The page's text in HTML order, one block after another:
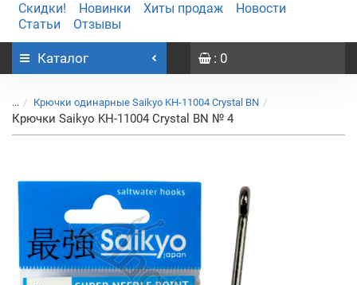
Скидки! Новинки Хиты продаж
Новости
Статьи
Отзывы
Каталог : 0
... Крючки одинарные Saikyo KH-11004 Crystal BN
Крючки Saikyo KH-11004 Crystal BN № 4